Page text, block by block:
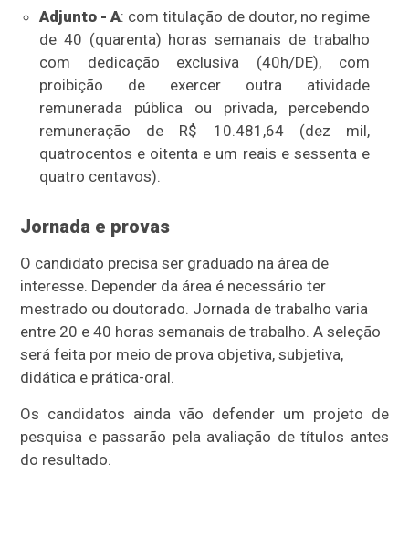
Adjunto - A: com titulação de doutor, no regime
de 40 (quarenta) horas semanais de trabalho
com dedicação exclusiva (40h/DE), com
proibição de exercer outra atividade
remunerada pública ou privada, percebendo
remuneração de R$ 10.481,64 (dez mil,
quatrocentos e oitenta e um reais e sessenta e
quatro centavos).
Jornada e provas
O candidato precisa ser graduado na área de
interesse. Depender da área é necessário ter
mestrado ou doutorado. Jornada de trabalho varia
entre 20 e 40 horas semanais de trabalho. A seleção
será feita por meio de prova objetiva, subjetiva,
didática e prática-oral.
Os candidatos ainda vão defender um projeto de
pesquisa e passarão pela avaliação de títulos antes
do resultado.